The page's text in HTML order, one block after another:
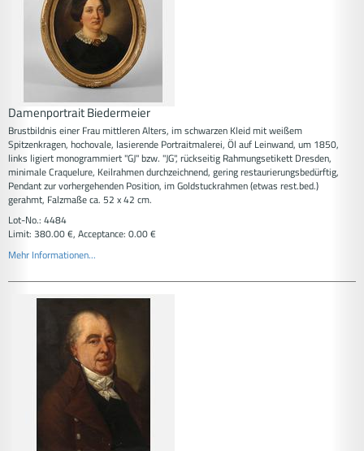
Damenportrait Biedermeier
Brustbildnis einer Frau mittleren Alters, im schwarzen Kleid mit weißem
Spitzenkragen, hochovale, lasierende Portraitmalerei, Öl auf Leinwand, um 1850,
links ligiert monogrammiert "GJ" bzw. "JG", rückseitig Rahmungsetikett Dresden,
minimale Craquelure, Keilrahmen durchzeichnend, gering restaurierungsbedürftig,
Pendant zur vorhergehenden Position, im Goldstuckrahmen (etwas rest.bed.)
gerahmt, Falzmaße ca. 52 x 42 cm.
Lot-No.: 4484
Limit: 380.00 €, Acceptance: 0.00 €
Mehr Informationen...